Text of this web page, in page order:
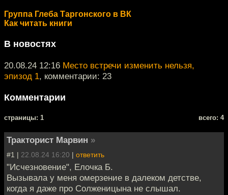
Группа Глеба Таргонского в ВК
Как читать книги
В новостях
20.08.24 12:16 Место встречи изменить нельзя,
эпизод 1, комментарии: 23
Комментарии
cтраницы: 1 всего: 4
Тракторист Марвин »
#1 | 22.08.24 16:20 | ответить
"Исчезновение", Елочка Б.
Вызывала у меня омерзение в далеком детстве,
когда я даже про Солженицына не слышал.